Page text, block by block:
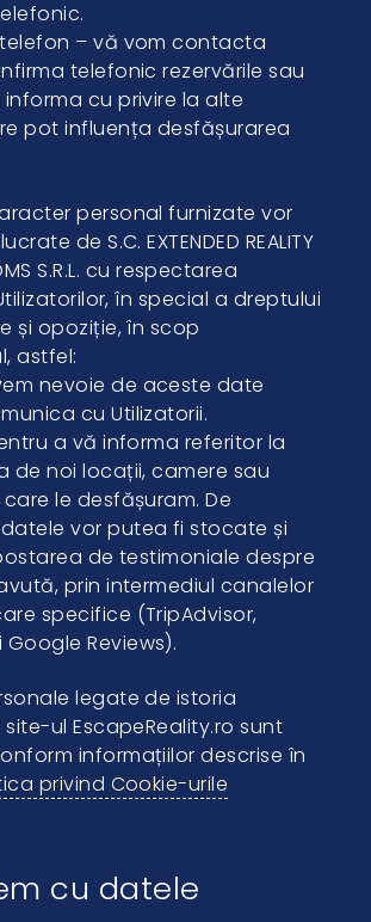
telefon – vă vom contacta
telefonic rezervările sau
cu privire la alte
pot influența desfășurarea
personal furnizate vor
de S.C. EXTENDED REALITY
S.R.L. cu respectarea
în special a dreptului
și opoziție, în scop
astfel:
nevoie de aceste date
cu Utilizatorii.
a vă informa referitor la
de noi locații, camere sau
le desfășuram. De
vor putea fi stocate și
de testimoniale despre
prin intermediul canalelor
specifice (TripAdvisor,
Reviews).
legate de istoria
ul EscapeReality.ro sunt
informațiilor descrise în
privind Cookie-urile
cu datele